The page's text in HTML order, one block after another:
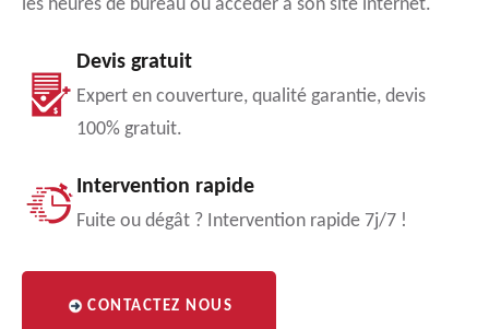
les heures de bureau ou accéder à son site internet.
Devis gratuit
Expert en couverture, qualité garantie, devis
100% gratuit.
Intervention rapide
Fuite ou dégât ? Intervention rapide 7j/7 !
CONTACTEZ NOUS